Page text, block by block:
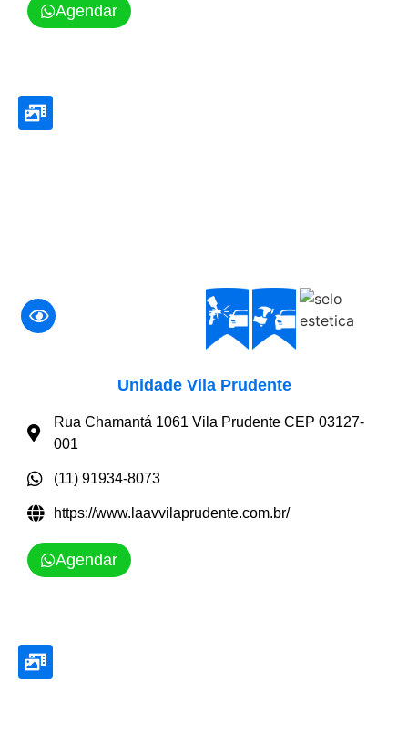
Agendar
Unidade Vila Prudente
Rua Chamantá 1061 Vila Prudente CEP 03127-
001
(11) 91934-8073
https://www.laavvilaprudente.com.br/
Agendar